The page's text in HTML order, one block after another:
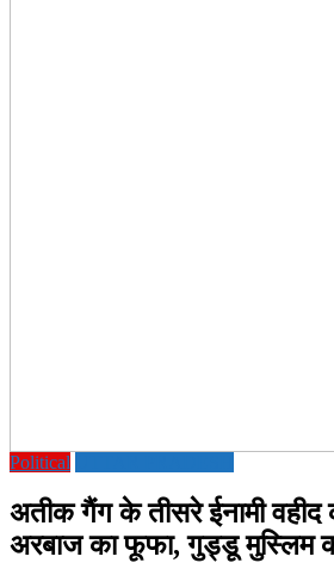
Political
अतीक गैंग के तीसरे ईनामी वहीद
अरबाज का फूफा, गुड्डू मुस्लिम